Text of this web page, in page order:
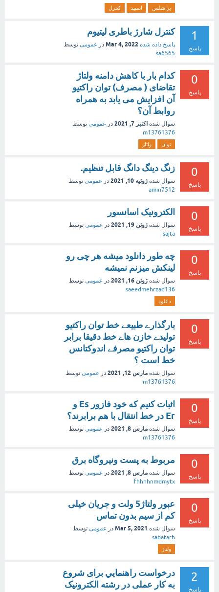
براشلس اسپید کنترل
1
پاسخ
کنترل شارژ باطری لیتیوم
پاسخ داده شده Mar 4, 2022 در عمومی توسط
sa6565
0
پاسخ
کدام بار با کاهش دامنه ولتاژ
تقاضای ( مصرف) توان راکتیو
آن افزایش می یابد به همراه
روابط آن؟
سوال شده اکتبر 7, 2021 در عمومی توسط
m13761376
توان ولتاژ
0
پاسخ
زنگ دینگ دانگ قابل تنظیم.
سوال شده ژوئیه 10, 2021 در عمومی توسط
amin7512
0
پاسخ
الکترونیک اسانسور
سوال شده ژوئن 19, 2021 در عمومی توسط
sajta
0
پاسخ
چه طور دانلود میشه هر چی رو
لینکش میزنم نمیشه
سوال شده ژوئن 16, 2021 در عمومی توسط
saeedmehrzad136
دانلود
0
پاسخ
بارگذارے طبیعے خط توان راکتیو
تولیدے خازن هاے خط دقیقا برابر
توان راکتیو مصرفے اندوکتانس
خط است ؟
سوال شده مارس 12, 2021 در عمومی توسط
m13761376
0
پاسخ
اثبات کنیم که خود فازور Es و
Er در خط انتقال با هم برابرند؟
سوال شده مارس 8, 2021 در عمومی توسط
m13761376
0
پاسخ
مربوط به پست ونیروگاه برق
سوال شده مارس 8, 2021 در عمومی توسط
fhhhhnmdmytx
0
پاسخ
عبور ولتاژ5 ولت و جریان خیلی
کم از سیم بدون تماس
سوال شده Mar 5, 2021 در عمومی توسط
sabatarh
ولتاژ
2
پاسخ
درخواست راهنمايي برای شروع
به کار عملی در رشته الکترونیک